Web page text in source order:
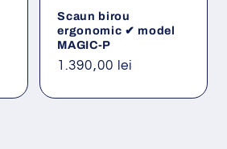
Scaun birou
ergonomic ✔ model
MAGIC-P
Preț
1.390,00 lei